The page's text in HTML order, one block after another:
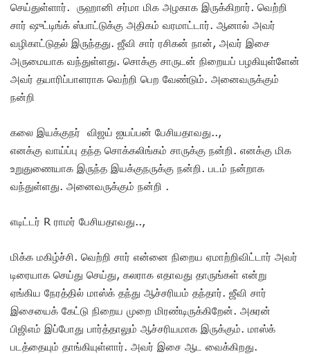
செய்துள்ளார். ருஹானி சர்மா மிக அழகாக இருக்கிறார். வெற்றி
சார் ஷுட்டிங்க் ஸ்பாட்டுக்கு அதிகம் வரமாட்டார். ஆனால் அவர்
வழிகாட்டுதல் இருந்தது. ஜீவி சார் ரசிகன் நான், அவர் இசை
அருமையாக வந்துள்ளது. சொக்கு சாருடன் நிறையப் பழகியுள்ளேன்
அவர் தயாரிப்பாளராக வெற்றி பெற வேண்டும். அனைவருக்கும்
நன்றி
கலை இயக்குநர் விஜய் ஐயப்பன் பேசியதாவது..,
எனக்கு வாய்ப்பு தந்த சொக்கலிங்கம் சாருக்கு நன்றி. எனக்கு மிக
உறுதுணையாக இருந்த இயக்குநருக்கு நன்றி. படம் நன்றாக
வந்துள்ளது. அனைவருக்கும் நன்றி .
எடிட்டர் R ராமர் பேசியதாவது..,
மிக்க மகிழ்ச்சி. வெற்றி சார் என்னை நிறைய ஏமாற்றிவிட்டார் அவர்
டிரையாக செய்து செய்து, கலராக எதாவது தாருங்கள் என்று
ஏங்கிய நேரத்தில் மாஸ்க் தந்து ஆச்சரியம் தந்தார். ஜீவி சார்
இசையைக் கேட்டு நிறைய முறை மிரண்டிருக்கிறேன். அசுரன்
பிஜிஎம் இப்போது பார்த்தாலும் ஆச்சரியமாக இருக்கும். மாஸ்க்
படத்தையும் தாங்கியுள்ளார். அவர் இசை ஆட வைக்கிறது.